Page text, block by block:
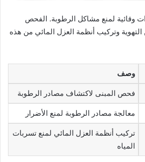
وقائية لمنع مشاكل الرطوبة. الفحص
وتركيب أنظمة العزل المائي من هذه
وصف
فحص المبنى لاكتشاف مصادر الرطوبة
معالجة مصادر الرطوبة لمنع الأضرار
تركيب أنظمة العزل المائي لمنع تسربات
المياه